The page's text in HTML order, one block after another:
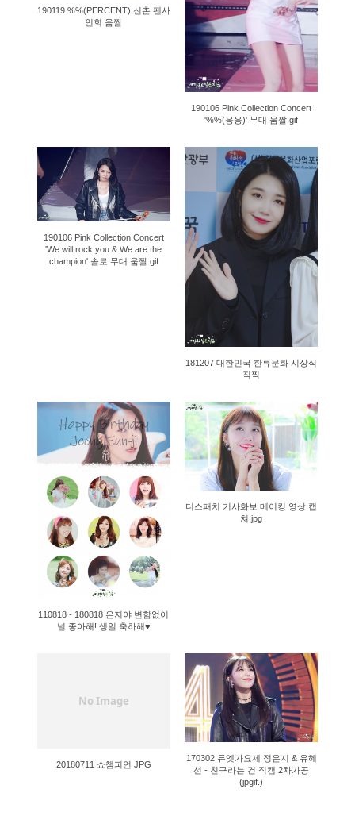
190119 %%(PERCENT) 신촌 팬사
인회 움짤
190106 Pink Collection Concert
'%%(응응)' 무대 움짤.gif
1506
190106 Pink Collection Concert
'We will rock you & We are the
champion' 솔로 무대 움짤.gif
1167
181207 대한민국 한류문화 시상식
직찍
56906
110818 - 180818 은지야 변함없이
널 좋아해! 생일 축하해♥
1133
디스패치 기사화보 메이킹 영상 캡
쳐.jpg
No Image
20180711 쇼챔피언 JPG
1736
170302 듀엣가요제 정은지 & 유혜
선 - 친구라는 건 직캠 2차가공
(jpgif.)